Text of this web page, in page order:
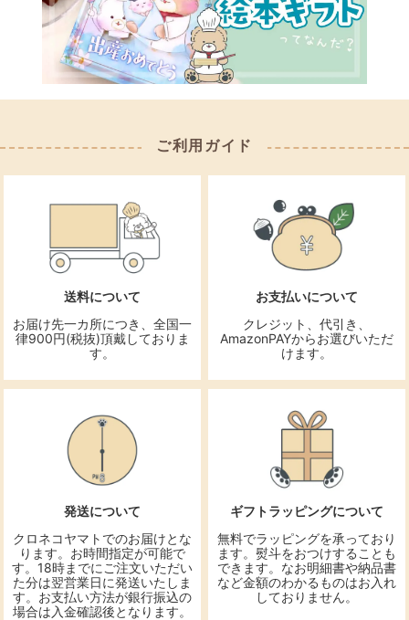
ご利用ガイド
送料について
お届け先一カ所につき、全国一
律900円(税抜)頂戴しておりま
す。
お支払いについて
クレジット、代引き、
AmazonPAYからお選びいただ
けます。
発送について
クロネコヤマトでのお届けとな
ります。お時間指定が可能で
す。18時までにご注文いただい
た分は翌営業日に発送いたしま
す。お支払い方法が銀行振込の
場合は入金確認後となります。
ギフトラッピングについて
無料でラッピングを承っており
ます。熨斗をおつけすることも
できます。なお明細書や納品書
など金額のわかるものはお入れ
しておりません。